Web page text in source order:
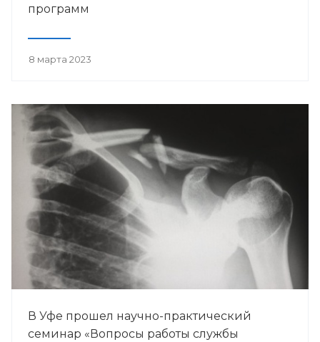
программ
8 марта 2023
В Уфе прошел научно-практический
семинар «Вопросы работы службы